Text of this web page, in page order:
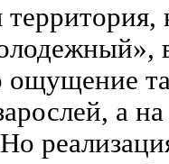
ощущение
а